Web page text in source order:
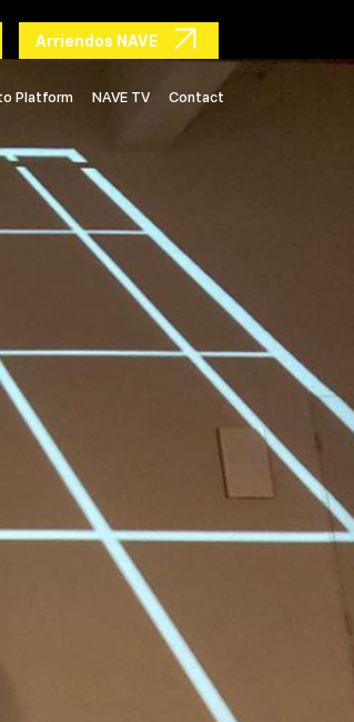
Arriendos NAVE
Platform NAVE TV Contact